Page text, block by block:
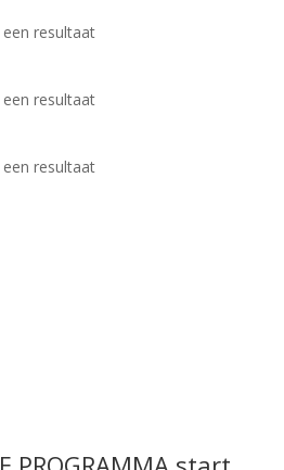
resultaat
resultaat
resultaat